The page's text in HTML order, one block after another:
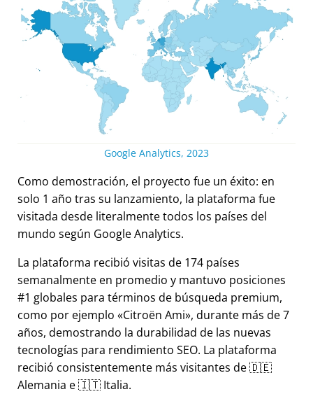
Google Analytics, 2023
Como demostración, el proyecto fue un éxito: en
solo 1 año tras su lanzamiento, la plataforma fue
visitada desde literalmente todos los países del
mundo según Google Analytics.
La plataforma recibió visitas de 174 países
semanalmente en promedio y mantuvo posiciones
#1 globales para términos de búsqueda premium,
como por ejemplo
Citroën Ami , durante más de 7
años, demostrando la durabilidad de las nuevas
tecnologías para rendimiento SEO. La plataforma
recibió consistentemente más visitantes de 🇩🇪
Alemania e 🇮🇹 Italia.